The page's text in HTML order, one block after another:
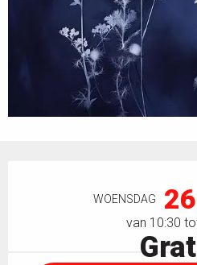
WOENSDAG 26
van 10:30